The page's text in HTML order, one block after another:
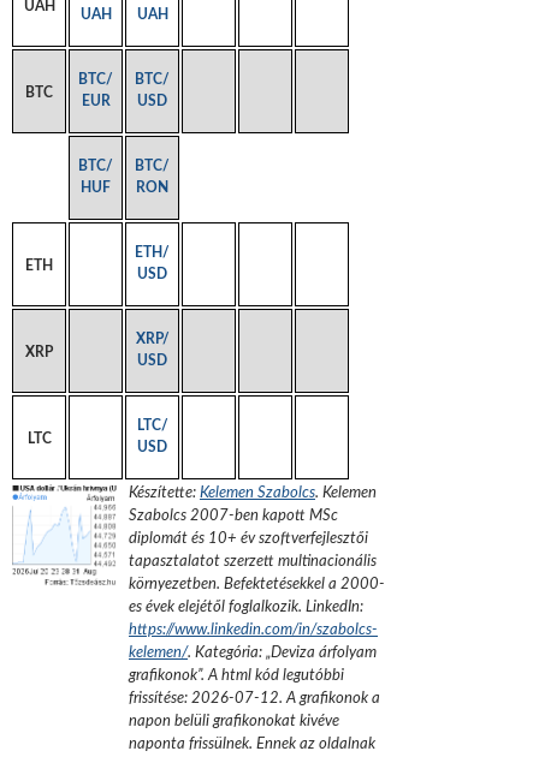
UAH
UAH UAH
BTC
BTC/
EUR
BTC/
USD
BTC/
HUF
BTC/
RON
ETH
ETH/
USD
XRP
XRP/
USD
LTC
LTC/
USD
Készítette: Kelemen Szabolcs. Kelemen
Szabolcs 2007-ben kapott MSc
diplomát és 10+ év szoftverfejlesztői
tapasztalatot szerzett multinacionális
környezetben. Befektetésekkel a 2000-
es évek elejétől foglalkozik. LinkedIn:
https://www.linkedin.com/in/szabolcs-
kelemen/. Kategória: „Deviza árfolyam
grafikonok”.A html kód legutóbbi
frissítése: 2026-07-12. A grafikonok a
napon belüli grafikonokat kivéve
naponta frissülnek. Ennek az oldalnak